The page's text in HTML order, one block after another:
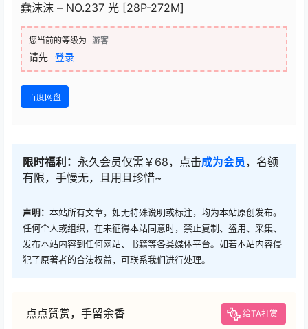
蠢沫沫 – NO.237 光 [28P-272M]
您当前的等级为 游客
请先 登录
百度网盘
限时福利： 永久会员仅需￥68，点击成为会员 ，名额
有限，手慢无，且用且珍惜~
声明： 本站所有文章，如无特殊说明或标注，均为本站原创发布。
任何个人或组织，在未征得本站同意时，禁止复制、盗用、采集、
发布本站内容到任何网站、书籍等各类媒体平台。如若本站内容侵
犯了原著者的合法权益，可联系我们进行处理。
点点赞赏，手留余香 给TA打赏